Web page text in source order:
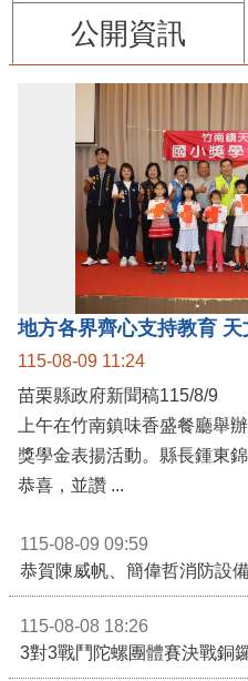
公開資訊
115-08-09 11:24
苗栗縣政府新聞稿115/8/9 竹南鎮天文里辦公處今(9)日
上午在竹南鎮味香盛餐廳舉
獎學金表揚活動。縣長鍾東
恭喜，並讚 ...
115-08-09 09:59
恭賀陳威帆、簡偉哲消防設
115-08-08 18:26